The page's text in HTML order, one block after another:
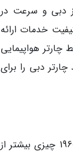
دبی و سرعت در
کیفیت خدمات ارائه
چارتر هواپیمایی
دبی را برای
دبی، شهری که با بیشترین سرعت نسبت به هر شهر دیگری در جهان در حال رشد است، تا اواخر دهه 1960 چیزی بیشتر از